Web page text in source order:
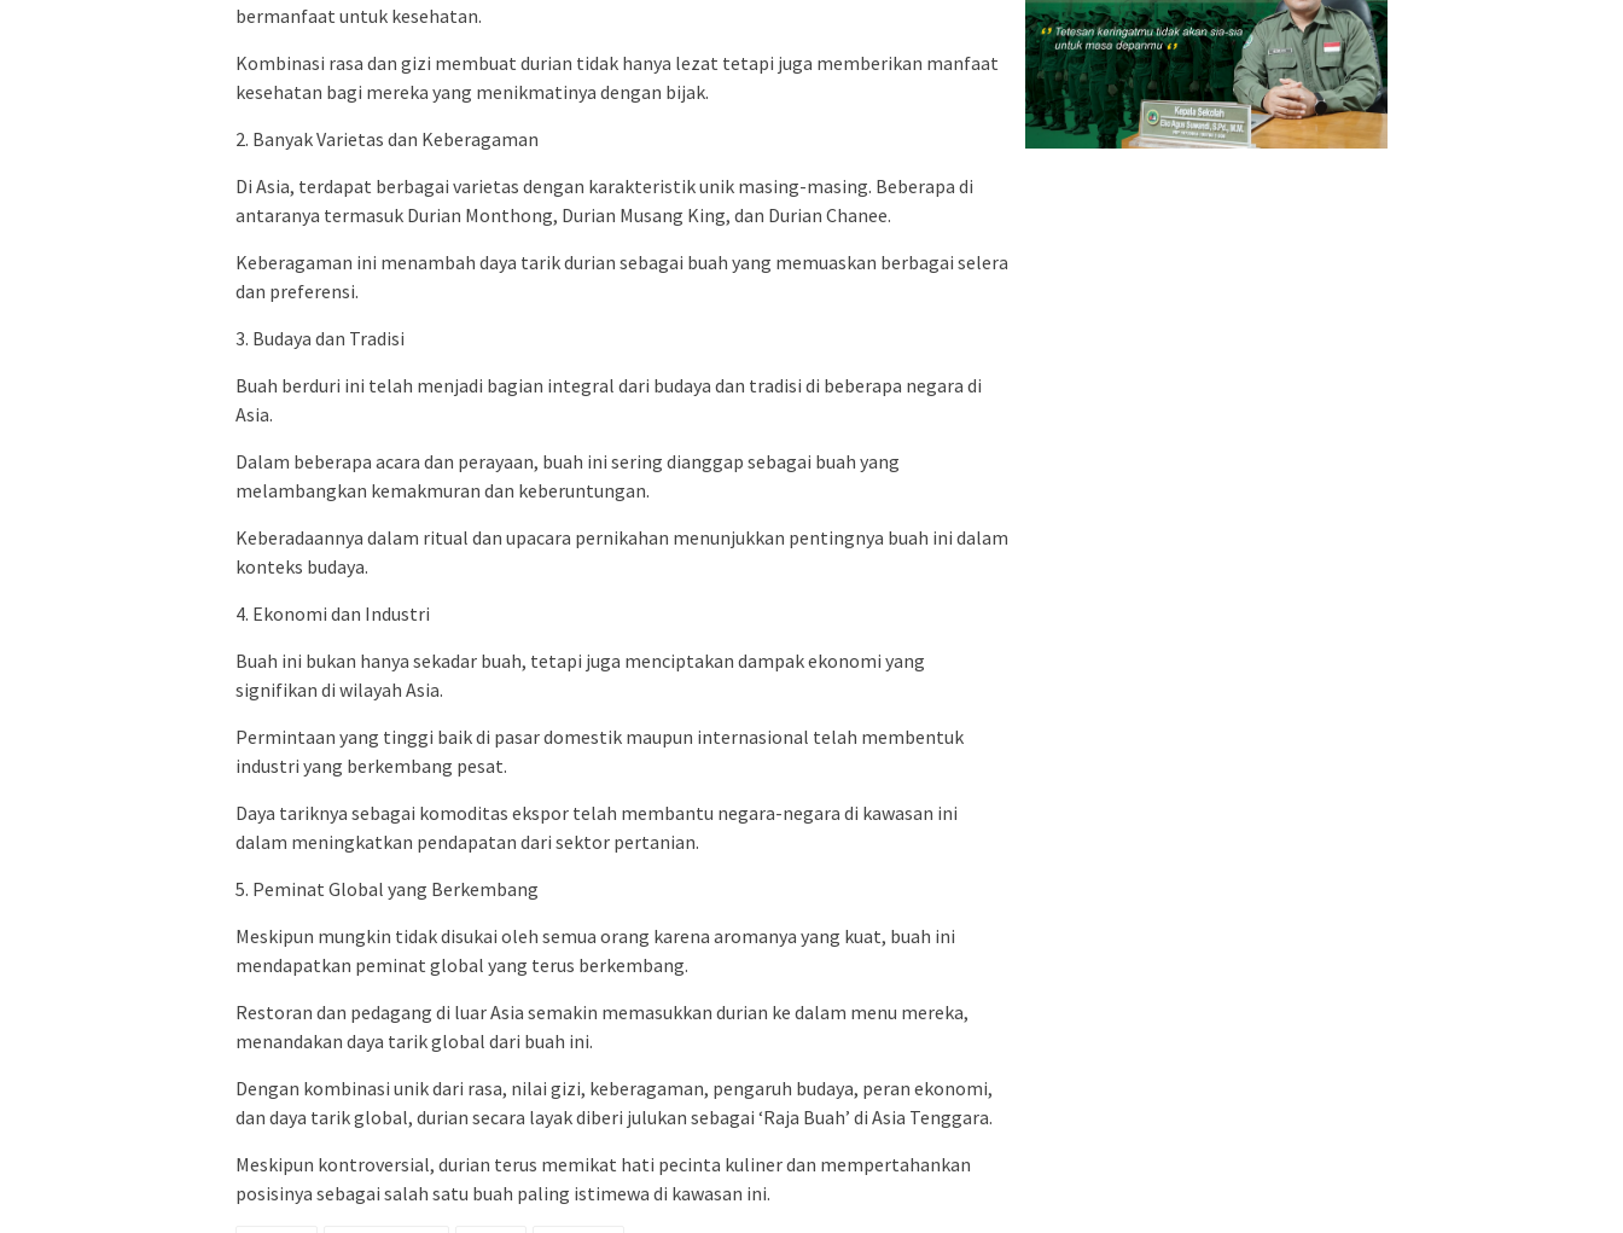
bermanfaat untuk kesehatan.
Kombinasi rasa dan gizi membuat durian tidak hanya lezat tetapi juga memberikan manfaat
kesehatan bagi mereka yang menikmatinya dengan bijak.
2. Banyak Varietas dan Keberagaman
Di Asia, terdapat berbagai varietas dengan karakteristik unik masing-masing. Beberapa di
antaranya termasuk Durian Monthong, Durian Musang King, dan Durian Chanee.
Keberagaman ini menambah daya tarik durian sebagai buah yang memuaskan berbagai selera
dan preferensi.
3. Budaya dan Tradisi
Buah berduri ini telah menjadi bagian integral dari budaya dan tradisi di beberapa negara di
Asia.
Dalam beberapa acara dan perayaan, buah ini sering dianggap sebagai buah yang
melambangkan kemakmuran dan keberuntungan.
Keberadaannya dalam ritual dan upacara pernikahan menunjukkan pentingnya buah ini dalam
konteks budaya.
4. Ekonomi dan Industri
Buah ini bukan hanya sekadar buah, tetapi juga menciptakan dampak ekonomi yang
signifikan di wilayah Asia.
Permintaan yang tinggi baik di pasar domestik maupun internasional telah membentuk
industri yang berkembang pesat.
Daya tariknya sebagai komoditas ekspor telah membantu negara-negara di kawasan ini
dalam meningkatkan pendapatan dari sektor pertanian.
5. Peminat Global yang Berkembang
Meskipun mungkin tidak disukai oleh semua orang karena aromanya yang kuat, buah ini
mendapatkan peminat global yang terus berkembang.
Restoran dan pedagang di luar Asia semakin memasukkan durian ke dalam menu mereka,
menandakan daya tarik global dari buah ini.
Dengan kombinasi unik dari rasa, nilai gizi, keberagaman, pengaruh budaya, peran ekonomi,
dan daya tarik global, durian secara layak diberi julukan sebagai ‘Raja Buah’ di Asia Tenggara.
Meskipun kontroversial, durian terus memikat hati pecinta kuliner dan mempertahankan
posisinya sebagai salah satu buah paling istimewa di kawasan ini.